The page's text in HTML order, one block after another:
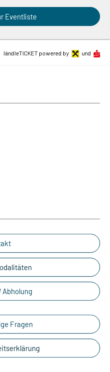
Eventliste
Abholung
Fragen
ländleTICKET powered by und